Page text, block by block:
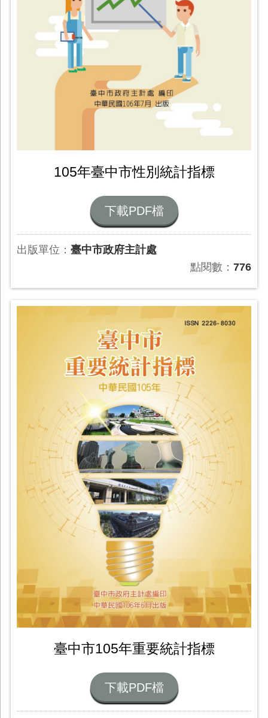
105年臺中市性別統計指標
下載PDF檔
出版單位： 臺中市政府主計處
點閱數：776
臺中市105年重要統計指標
下載PDF檔